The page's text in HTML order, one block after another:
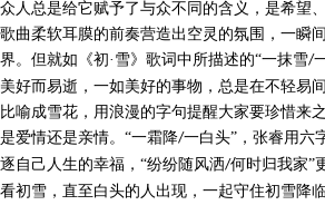
众人总是给它赋予了与众不同的含义，是希望
歌曲柔软耳膜的前奏营造出空灵的氛围，一瞬
界。但就如《初·雪》歌词中所描述的“一抹雪/
美好而易逝，一如美好的事物，总是在不轻易
比喻成雪花，用浪漫的字句提醒大家要珍惜来
是爱情还是亲情。“一霜降/一白头”，张睿用六
逐自己人生的幸福，“纷纷随风洒/何时归我家”
看初雪，直至白头的人出现，一起守住初雪降